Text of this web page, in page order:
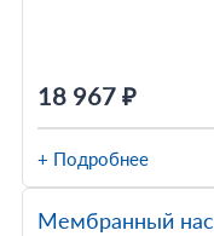
18 967 ₽
+ Подробнее
Мембранный